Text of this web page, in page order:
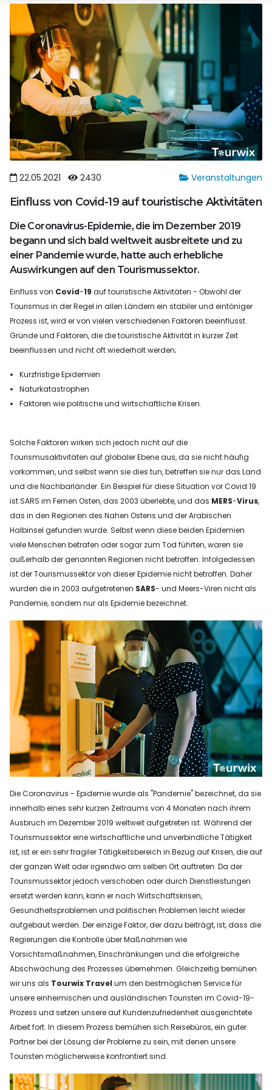
Veranstaltungen
22.05.2021 2430
Einfluss von Covid-19 auf touristische Aktivitäten
Die Coronavirus-Epidemie, die im Dezember 2019
begann und sich bald weltweit ausbreitete und zu
einer Pandemie wurde, hatte auch erhebliche
Auswirkungen auf den Tourismussektor.
Einfluss von Covid-19 auf touristische Aktivitäten - Obwohl der
Tourismus in der Regel in allen Ländern ein stabiler und eintöniger
Prozess ist, wird er von vielen verschiedenen Faktoren beeinflusst.
Gründe und Faktoren, die die touristische Aktivität in kurzer Zeit
beeinflussen und nicht oft wiederholt werden;
Kurzfristige Epidemien
Naturkatastrophen
Faktoren wie politische und wirtschaftliche Krisen.
Solche Faktoren wirken sich jedoch nicht auf die
Tourismusaktivitäten auf globaler Ebene aus, da sie nicht häufig
vorkommen, und selbst wenn sie dies tun, betreffen sie nur das Land
und die Nachbarländer. Ein Beispiel für diese Situation vor Covid 19
ist SARS im Fernen Osten, das 2003 überlebte, und das MERS-Virus,
das in den Regionen des Nahen Ostens und der Arabischen
Halbinsel gefunden wurde. Selbst wenn diese beiden Epidemien
viele Menschen betrafen oder sogar zum Tod führten, waren sie
außerhalb der genannten Regionen nicht betroffen. Infolgedessen
ist der Tourismussektor von dieser Epidemie nicht betroffen. Daher
wurden die in 2003 aufgetretenen SARS- und Meers-Viren nicht als
Pandemie, sondern nur als Epidemie bezeichnet.
Die Coronavirus - Epidemie wurde als "Pandemie" bezeichnet, da sie
innerhalb eines sehr kurzen Zeitraums von 4 Monaten nach ihrem
Ausbruch im Dezember 2019 weltweit aufgetreten ist. Während der
Tourismussektor eine wirtschaftliche und unverbindliche Tätigkeit
ist, ist er ein sehr fragiler Tätigkeitsbereich in Bezug auf Krisen, die auf
der ganzen Welt oder irgendwo am selben Ort auftreten. Da der
Tourismussektor jedoch verschoben oder durch Dienstleistungen
ersetzt werden kann, kann er nach Wirtschaftskrisen,
Gesundheitsproblemen und politischen Problemen leicht wieder
aufgebaut werden. Der einzige Faktor, der dazu beiträgt, ist, dass die
Regierungen die Kontrolle über Maßnahmen wie
Vorsichtsmaßnahmen, Einschränkungen und die erfolgreiche
Abschwächung des Prozesses übernehmen. Gleichzeitig bemühen
wir uns als Tourwix Travel um den bestmöglichen Service für
unsere einheimischen und ausländischen Touristen im Covid-19-
Prozess und setzen unsere auf Kundenzufriedenheit ausgerichtete
Arbeit fort. In diesem Prozess bemühen sich Reisebüros, ein guter
Partner bei der Lösung der Probleme zu sein, mit denen unsere
Touristen möglicherweise konfrontiert sind.